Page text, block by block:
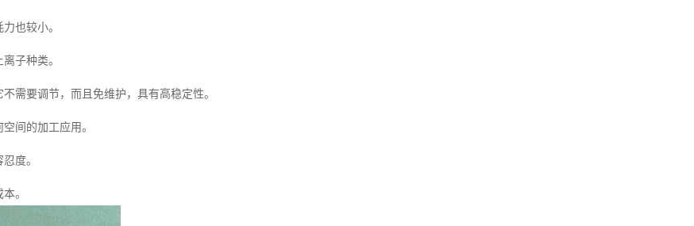
也较小。
子种类。
需要调节，而且免维护，具有高稳定性。
间的加工应用。
度。
。